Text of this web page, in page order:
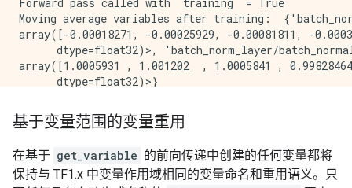
Moving average variables after training:
array([-0.00018271, -0.00025929, -0.00081811, -
dtype=float32)>, 'batch_norm_layer/
array([1.0005931 , 1.001202  , 1.0005841 ,
基于变量范围的变量重用
在基于 get_variable 的前向传递中创建的任何变量都将
保持与 TF1.x 中变量作用域相同的变量命名和重用语义。只